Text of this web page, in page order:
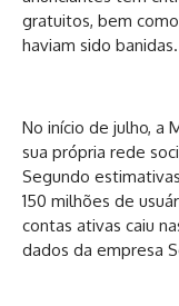
gratuitos, bem
haviam sido banidas.
No início de julho, a
sua própria rede
Segundo
150 milhões de
contas ativas caiu
dados da empresa